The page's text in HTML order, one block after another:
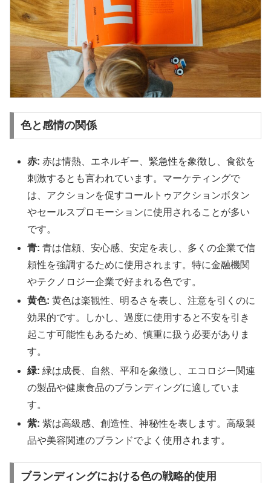
色と感情の関係
赤: 赤は情熱、エネルギー、緊急性を象徴し、食欲を
刺激するとも言われています。マーケティングで
は、アクションを促すコールトゥアクションボタン
やセールスプロモーションに使用されることが多い
です。
青: 青は信頼、安心感、安定を表し、多くの企業で信
頼性を強調するために使用されます。特に金融機関
やテクノロジー企業で好まれる色です。
黄色: 黄色は楽観性、明るさを表し、注意を引くのに
効果的です。しかし、過度に使用すると不安を引き
起こす可能性もあるため、慎重に扱う必要がありま
す。
緑: 緑は成長、自然、平和を象徴し、エコロジー関連
の製品や健康食品のブランディングに適していま
す。
紫: 紫は高級感、創造性、神秘性を表します。高級製
品や美容関連のブランドでよく使用されます。
ブランディングにおける色の戦略的使用